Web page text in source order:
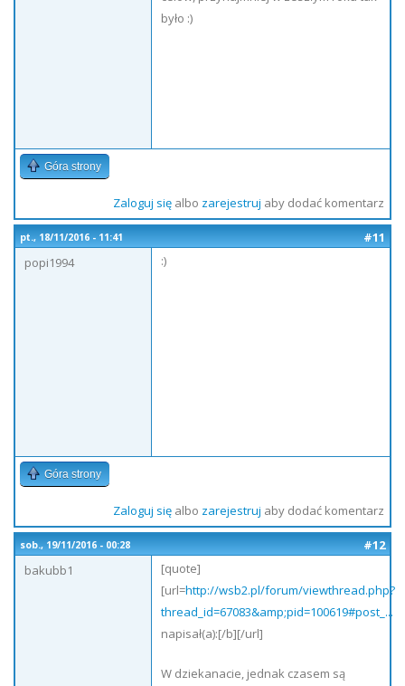
było :)
Góra strony
Zaloguj sięalbo zarejestruj aby dodać komentarz
pt., 18/11/2016 - 11:41
#11
popi1994
:)
Góra strony
Zaloguj sięalbo zarejestruj aby dodać komentarz
sob., 19/11/2016 - 00:28
#12
bakubb1
[quote]
[url=http://wsb2.pl/forum/viewthread.php?
thread_id=67083&amp;pid=100619#post_...
napisał(a):[/b][/url]
W dziekanacie, jednak czasem są